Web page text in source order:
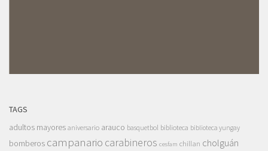
TAGS
adultos mayores aniversario arauco basquetbol biblioteca biblioteca yungay
bomberos campanario carabineros cesfam chillan cholguán